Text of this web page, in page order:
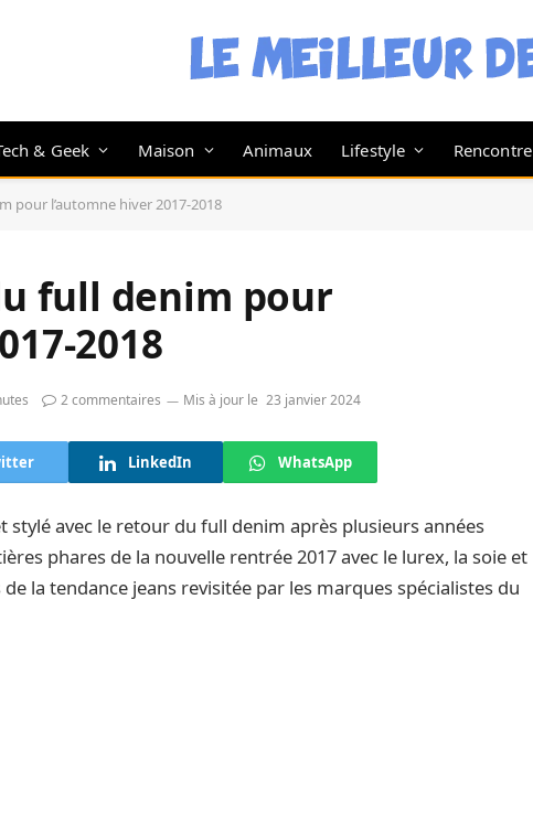
& Geek Maison Animaux Lifestyle Rencontre
pour l’automne hiver 2017-2018
full denim pour
2018
2 commentaires Mis à jour le 23 janvier 2024
LinkedIn WhatsApp
stylé avec le retour du full denim après plusieurs années
phares de la nouvelle rentrée 2017 avec le lurex, la soie et
la tendance jeans revisitée par les marques spécialistes du